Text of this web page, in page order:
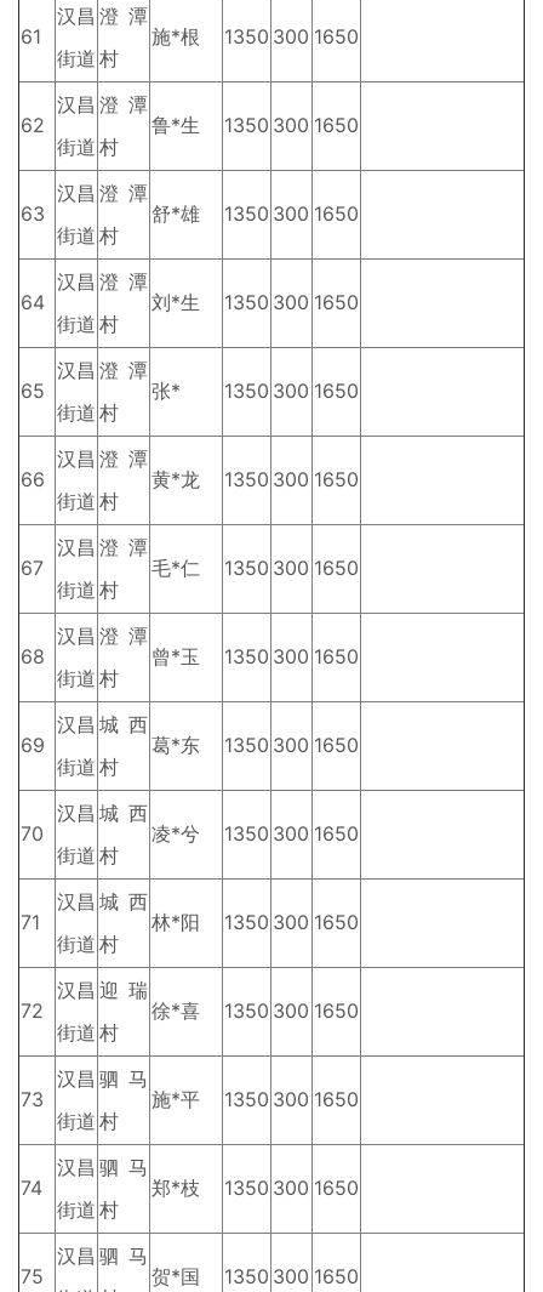
61
汉昌
街道
澄潭
村
施*根 1350 300 1650
62
汉昌
街道
澄潭
村
鲁*生 1350 300 1650
63
汉昌
街道
澄潭
村
舒*雄 1350 300 1650
64
汉昌
街道
澄潭
村
刘*生 1350 300 1650
65
汉昌
街道
澄潭
村
张* 1350 300 1650
66
汉昌
街道
澄潭
村
黄*龙 1350 300 1650
67
汉昌
街道
澄潭
村
毛*仁 1350 300 1650
68
汉昌
街道
澄潭
村
曾*玉 1350 300 1650
69
汉昌
街道
城西
村
葛*东 1350 300 1650
70
汉昌
街道
城西
村
凌*兮 1350 300 1650
71
汉昌
街道
城西
村
林*阳 1350 300 1650
72
汉昌
街道
迎瑞
村
徐*喜 1350 300 1650
73
汉昌
街道
驷马
村
施*平 1350 300 1650
74
汉昌
街道
驷马
村
郑*枝 1350 300 1650
75
汉昌 驷马
贺*国 1350 300 1650